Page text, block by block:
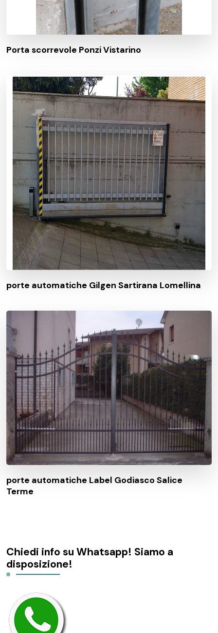
Porta scorrevole Ponzi Vistarino
porte automatiche Gilgen Sartirana Lomellina
porte automatiche Label Godiasco Salice
Terme
Chiedi info su Whatsapp! Siamo a
disposizione!